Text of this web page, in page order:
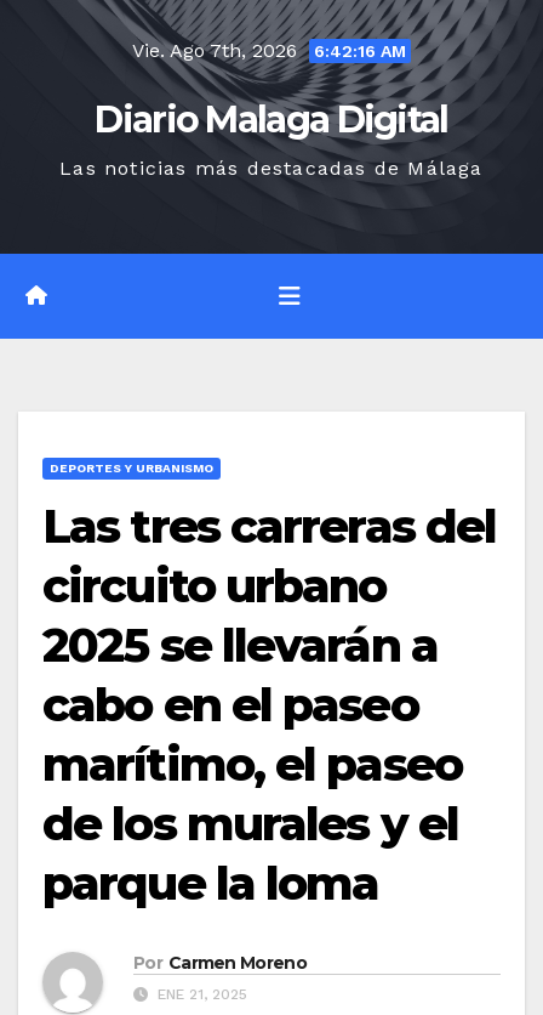
Vie. Ago 7th, 2026 6:42:17 AM
Diario Malaga Digital
Las noticias más destacadas de Málaga
DEPORTES Y URBANISMO
Las tres carreras del
circuito urbano
2025 se llevarán a
cabo en el paseo
marítimo, el paseo
de los murales y el
parque la loma
Por Carmen Moreno
ENE 21, 2025